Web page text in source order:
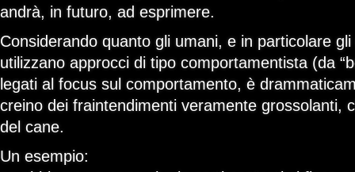
andrà, in futuro, ad esprimere.
Considerando quanto gli umani, e in particolare
utilizzano approcci di tipo comportamentista (da
legati al focus sul comportamento, è
creino dei fraintendimenti veramente grossolanti,
del cane.
Un esempio: